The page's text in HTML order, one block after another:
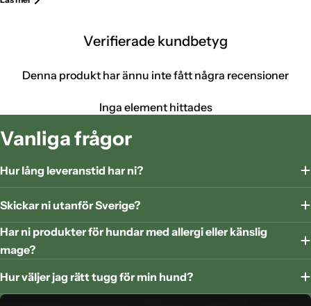
Verifierade kundbetyg
Denna produkt har ännu inte fått några recensioner
Inga element hittades
Vanliga frågor
Hur lång leveranstid har ni?
Skickar ni utanför Sverige?
Har ni produkter för hundar med allergi eller känslig
mage?
Hur väljer jag rätt tugg för min hund?